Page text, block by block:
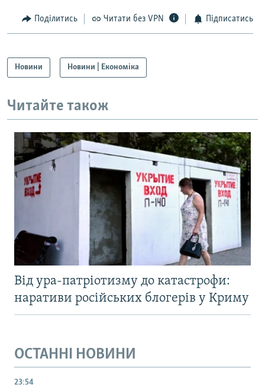
Поділитись Читати без VPN Підписатись
Новини Новини | Економіка
Читайте також
Від ура-патріотизму до катастрофи:
наративи російських блогерів у Криму
ОСТАННІ НОВИНИ
23:54